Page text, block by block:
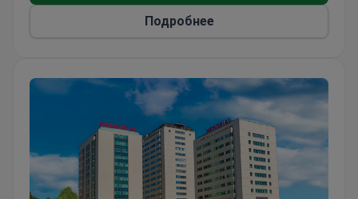
Подробнее